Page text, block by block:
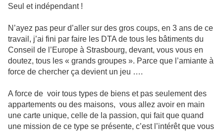
Seul et indépendant !
N’ayez pas peur d’aller sur des gros coups, en 3 ans de ce
travail, j’ai fini par faire les DTA de tous les bâtiments du
Conseil de l’Europe à Strasbourg, devant, vous vous en
doutez, tous les « grands groupes ». Parce que l’amiante à
force de chercher ça devient un jeu ….
A force de voir tous types de biens et pas seulement des
appartements ou des maisons, vous allez avoir en main
une carte unique, celle de la passion, qui fait que quand
une mission de ce type se présente, c’est l’intérêt que vous